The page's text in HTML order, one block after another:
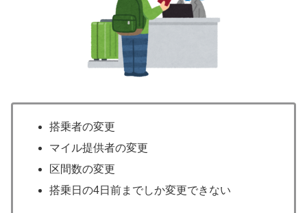
搭乗者の変更
マイル提供者の変更
区間数の変更
搭乗日の4日前までしか変更できない